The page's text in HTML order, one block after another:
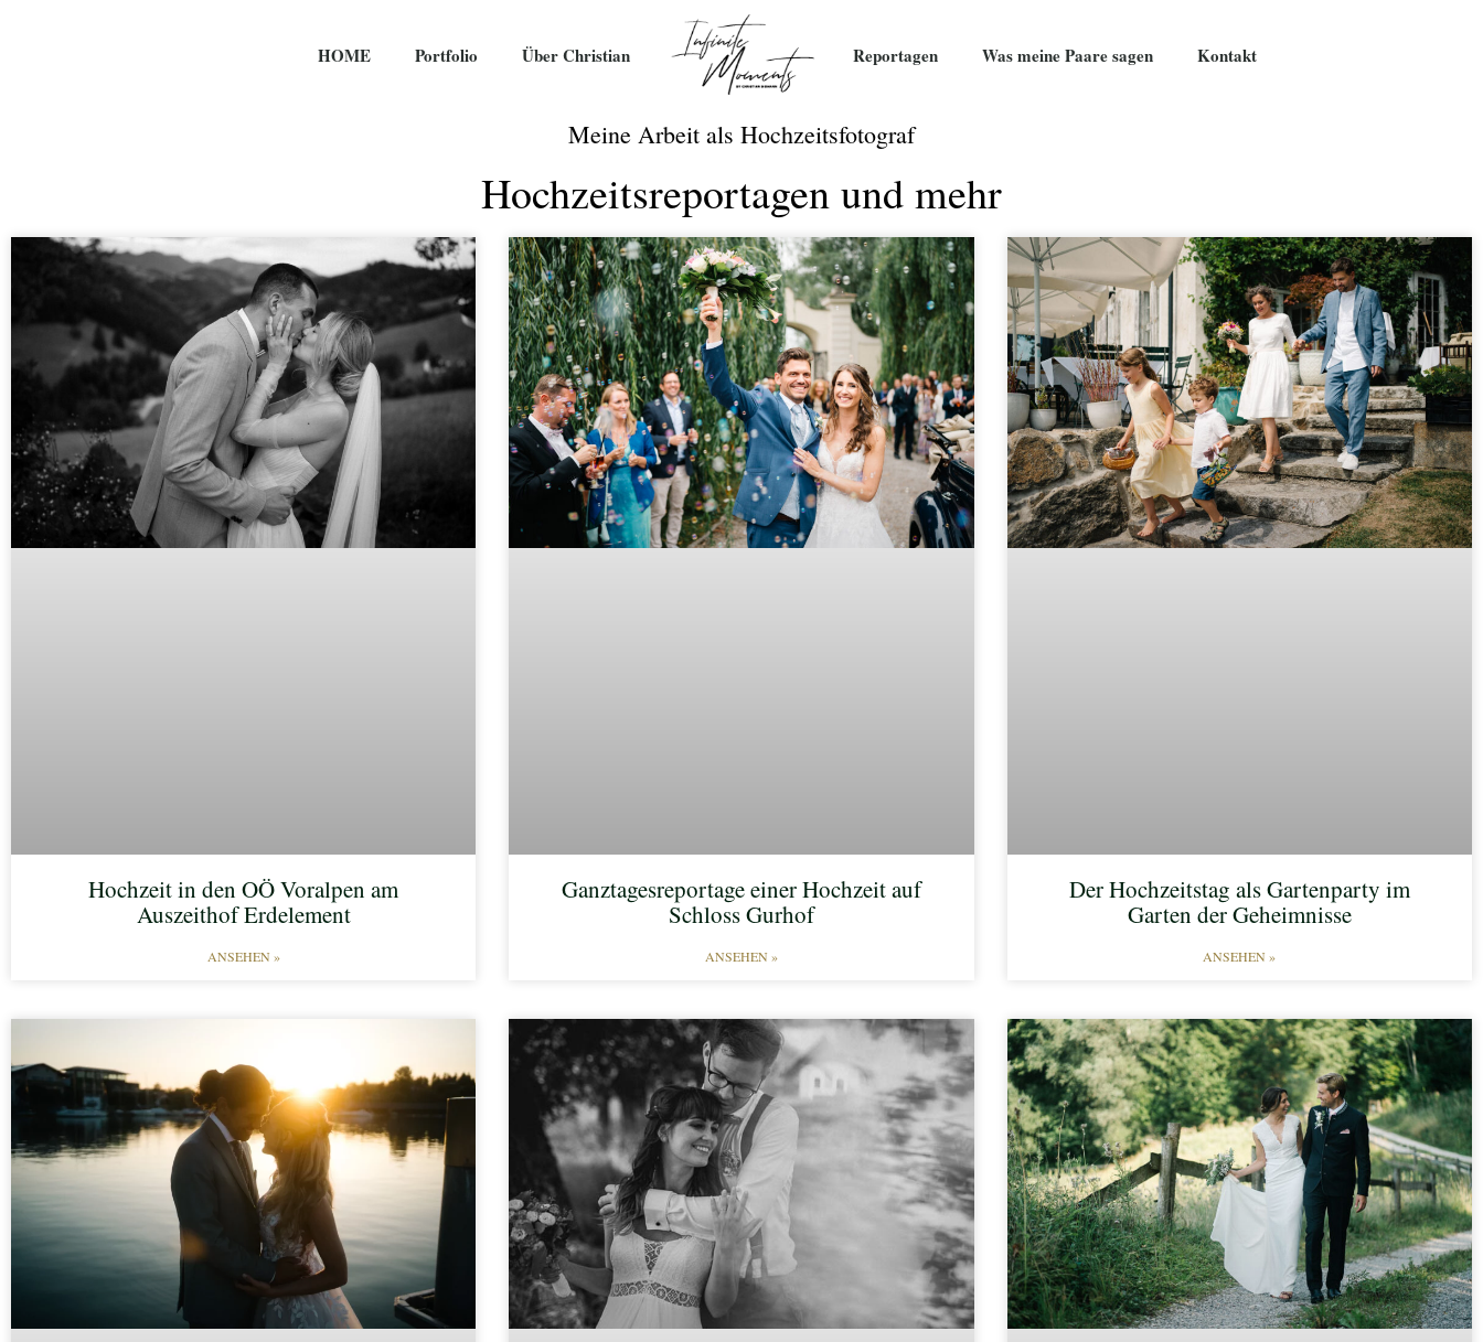
HOME Portfolio Über Christian Reportagen Was meine Paare sagen Kontakt
Meine Arbeit als Hochzeitsfotograf
Hochzeitsreportagen und mehr
Hochzeit in den OÖ Voralpen am
Auszeithof Erdelement
ANSEHEN »
Ganztagesreportage einer Hochzeit auf
Schloss Gurhof
ANSEHEN »
Der Hochzeitstag als Gartenparty im
Garten der Geheimnisse
ANSEHEN »